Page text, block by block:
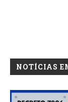
NOTÍCIAS